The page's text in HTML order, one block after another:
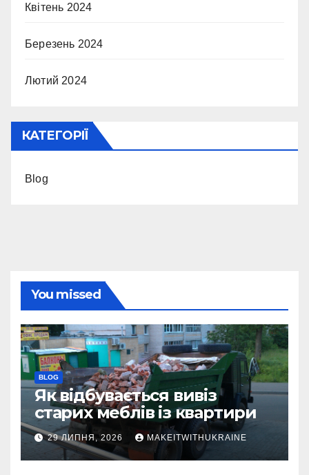
Квітень 2024
Березень 2024
Лютий 2024
КАТЕГОРІЇ
Blog
You missed
BLOG
Як відбувається вивіз
старих меблів із квартири
29 ЛИПНЯ, 2026 MAKEITWITHUKRAINE